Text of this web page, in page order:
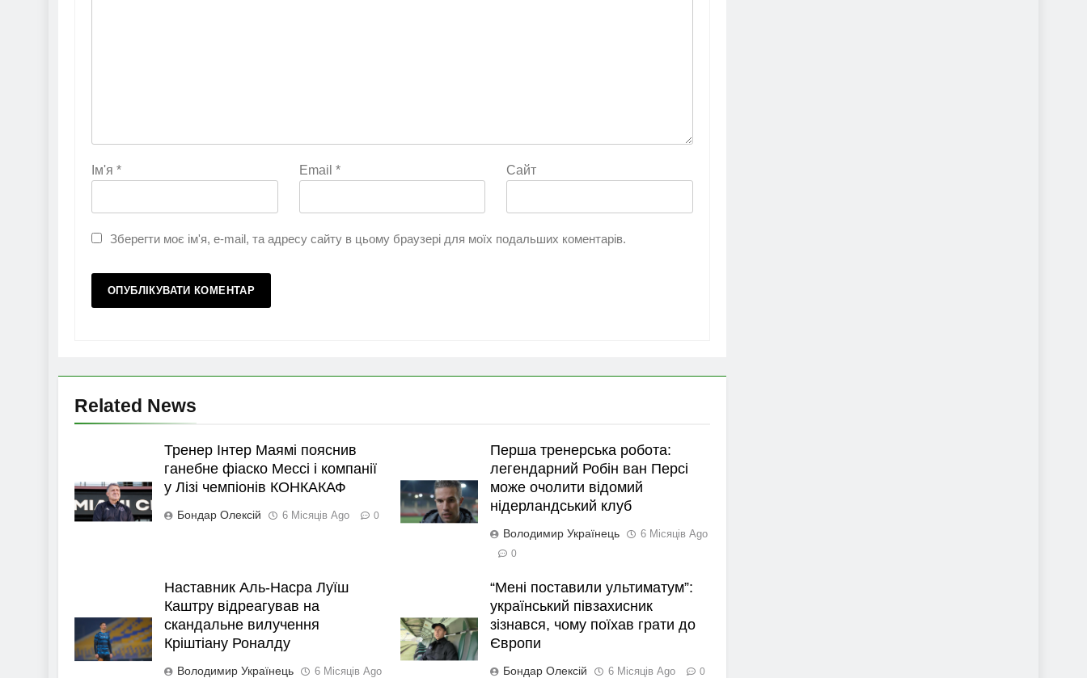
Ім'я * Email * Сайт
Зберегти моє ім'я, e-mail, та адресу сайту в цьому браузері для моїх подальших коментарів.
Related News
Тренер Інтер Маямі пояснив
ганебне фіаско Мессі і компанії
у Лізі чемпіонів КОНКАКАФ
Бондар Олексій 6 Місяців Ago 0
Перша тренерська робота:
легендарний Робін ван Персі
може очолити відомий
нідерландський клуб
Володимир Українець 6 Місяців Ago
0
Наставник Аль-Насра Луїш
Каштру відреагував на
скандальне вилучення
Кріштіану Роналду
Володимир Українець 6 Місяців Ago
“Мені поставили ультиматум”:
український півзахисник
зізнався, чому поїхав грати до
Європи
Бондар Олексій 6 Місяців Ago 0